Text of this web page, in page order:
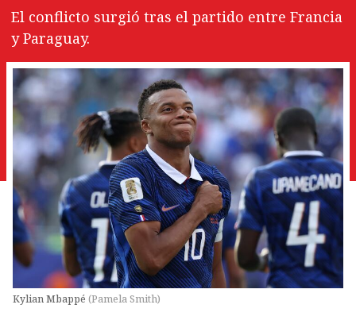
El conflicto surgió tras el partido entre Francia
y Paraguay.
Kylian Mbappé (Pamela Smith)